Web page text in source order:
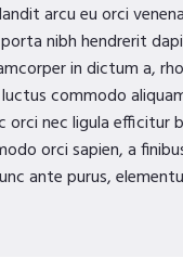
arcu eu orci
nibh hendrerit
in dictum a,
luctus commodo
orci nec ligula efficitur
orci sapien, a
ante purus,